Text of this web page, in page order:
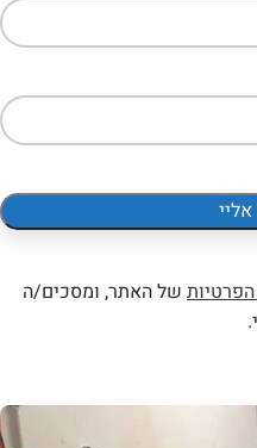
הפרטיות של האתר, ומסכים/ה